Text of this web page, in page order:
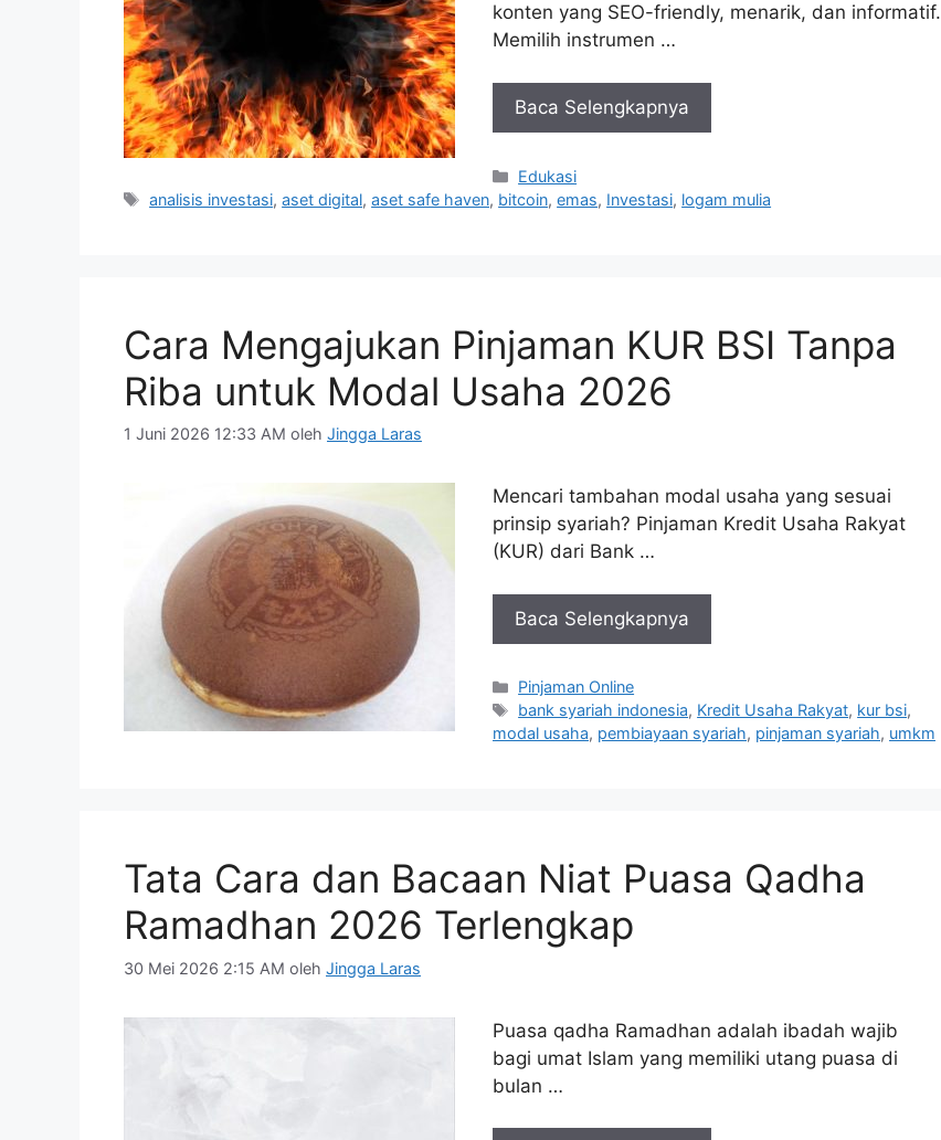
konten yang SEO-friendly, menarik, dan informatif.
Memilih instrumen …
Baca Selengkapnya
Kategori
Edukasi
Tag
analisis investasi,aset digital,aset safe haven, bitcoin,emas, Investasi, logam mulia
Cara Mengajukan Pinjaman KUR BSI Tanpa
Riba untuk Modal Usaha 2026
1 Juni 2026 12:33 AM oleh Jingga Laras
Mencari tambahan modal usaha yang sesuai
prinsip syariah? Pinjaman Kredit Usaha Rakyat
(KUR) dari Bank …
Baca Selengkapnya
Kategori
Pinjaman Online
Tag
bank syariah indonesia, Kredit Usaha Rakyat, kur bsi,
modal usaha, pembiayaan syariah, pinjaman syariah, umkm
Tata Cara dan Bacaan Niat Puasa Qadha
Ramadhan 2026 Terlengkap
30 Mei 2026 2:15 AM oleh Jingga Laras
Puasa qadha Ramadhan adalah ibadah wajib
bagi umat Islam yang memiliki utang puasa di
bulan …